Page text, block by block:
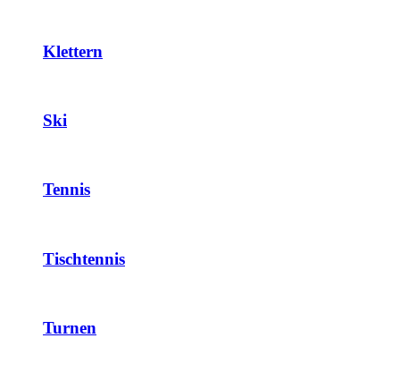
Klettern
Ski
Tennis
Tischtennis
Turnen